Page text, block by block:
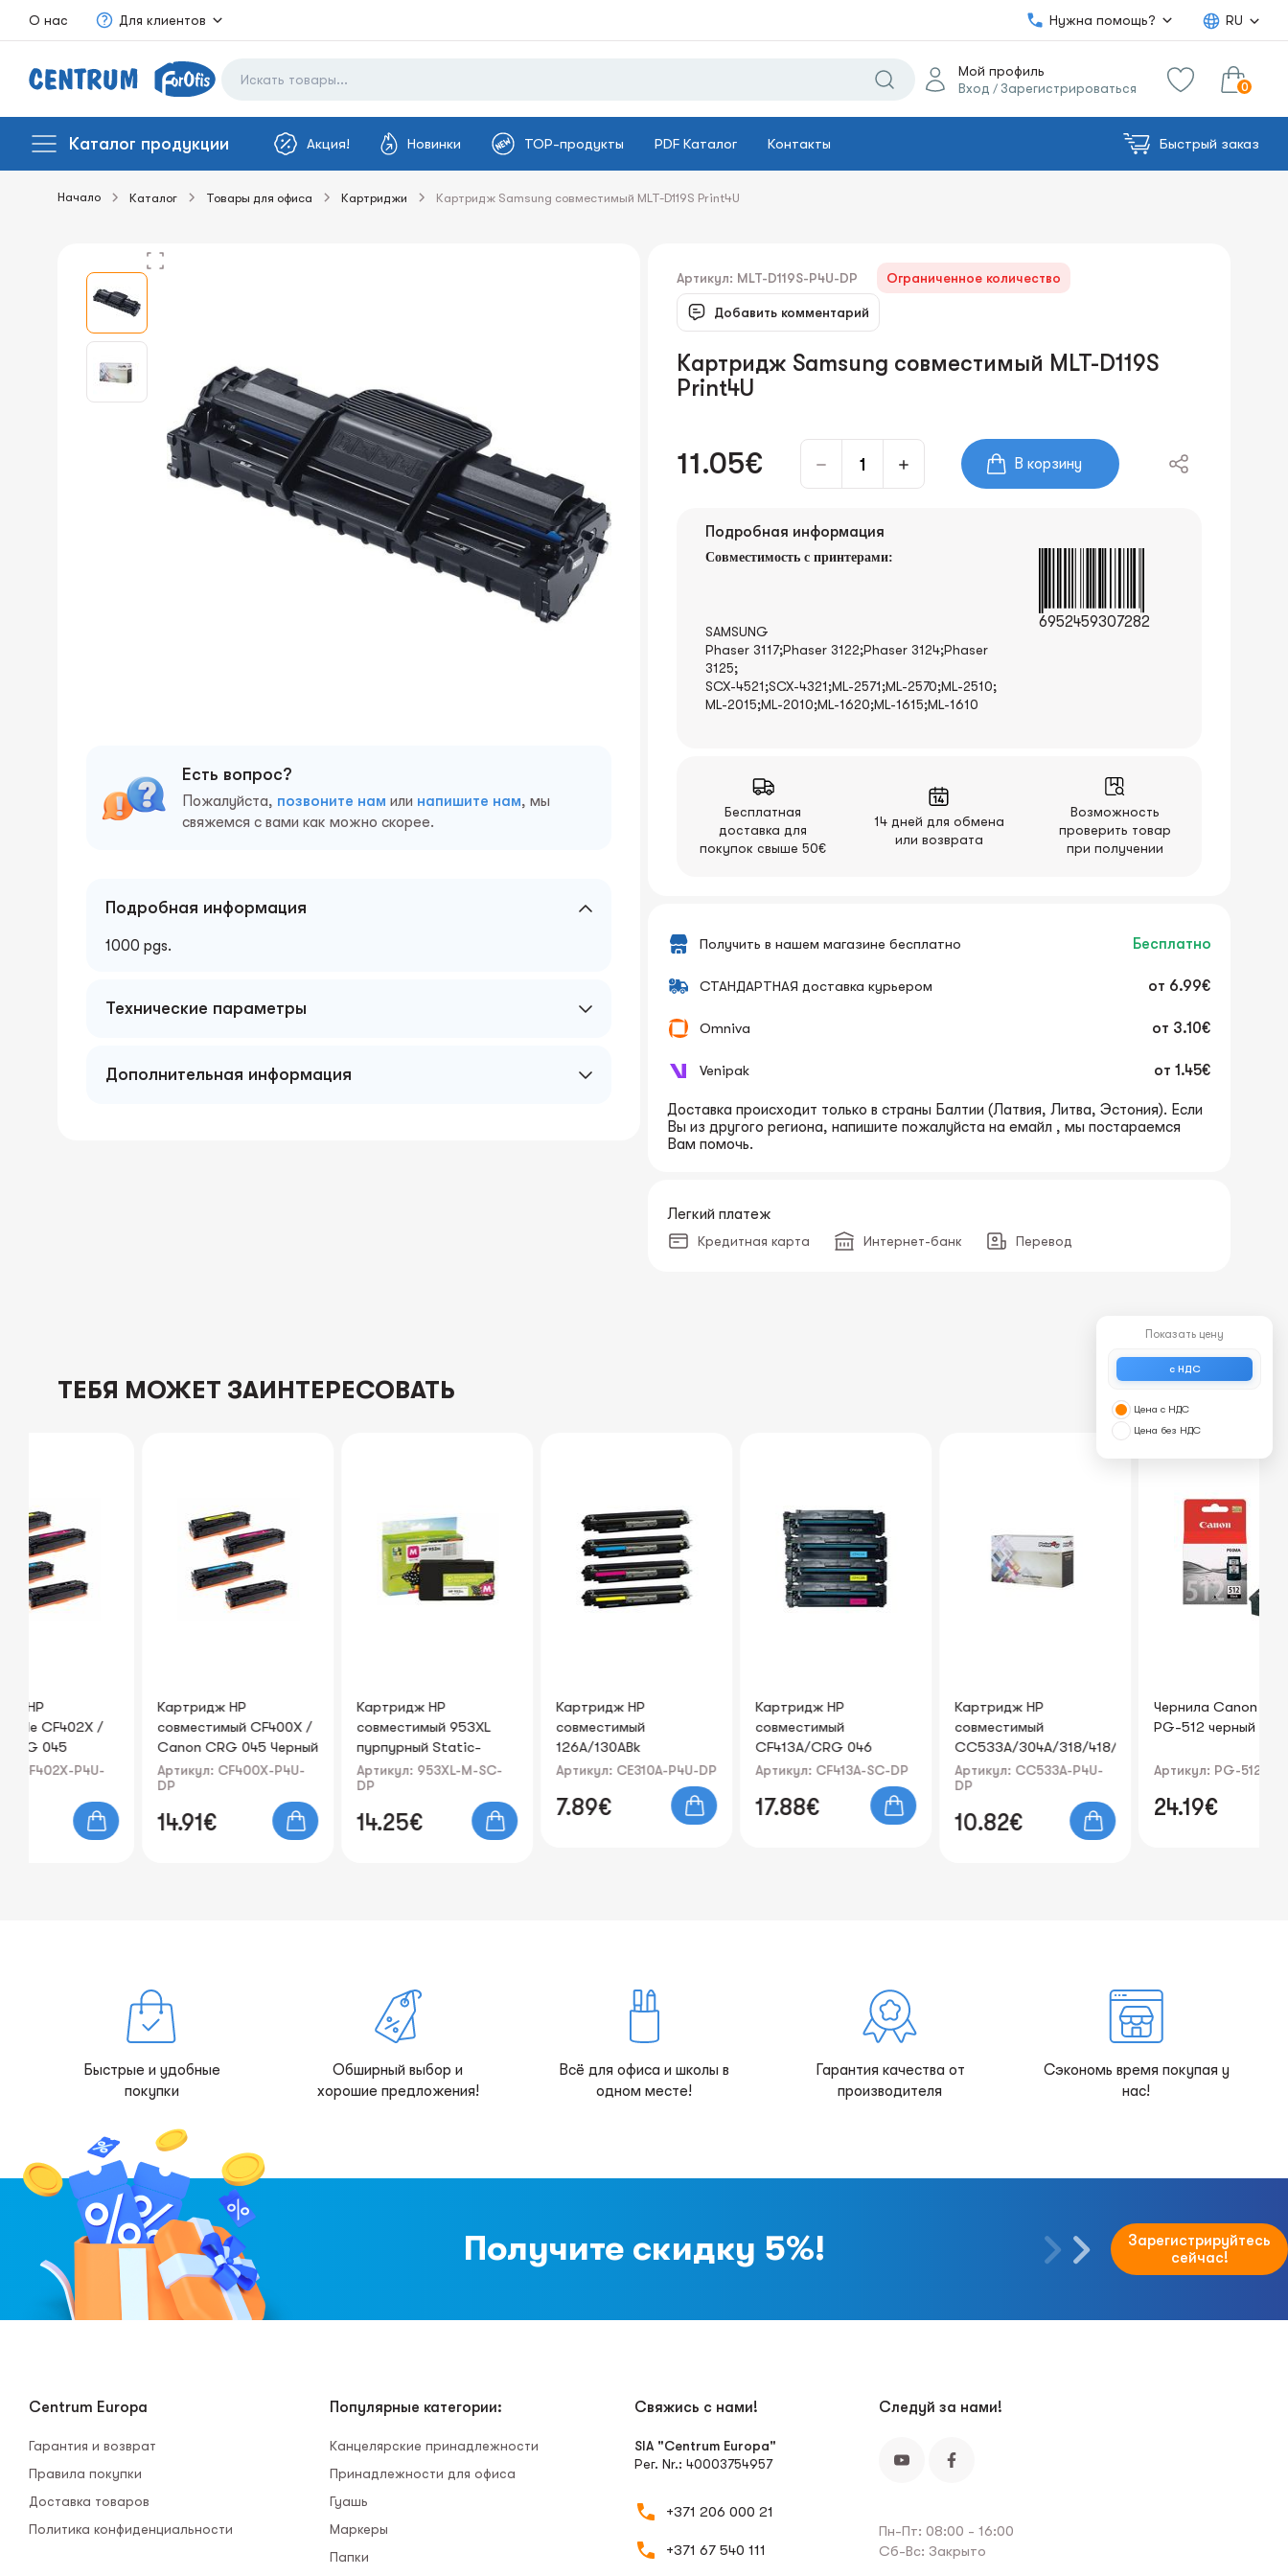
О нас Для клиентов Нужна помощь? RU
Мой профиль
Вход / Зарегистрироваться 0
Каталог продукции Акция! Новинки TOP-продукты PDF Каталог Контакты Быстрый заказ
Начало Каталог Товары для офиса Картриджи Картридж Samsung совместимый MLT-D119S Print4U
Есть вопрос?
Пожалуйста, позвоните нам или напишите нам, мы
свяжемся с вами как можно скорее.
Подробная информация
1000 pgs.
Технические параметры
Дополнительная информация
Артикул: MLT-D119S-P4U-DP Ограниченное количество
Добавить комментарий
Картридж Samsung совместимый MLT-D119S
Print4U
11.05€ В корзину
Подробная информация
Совместимость с принтерами:
SAMSUNG
Phaser 3117;Phaser 3122;Phaser 3124;Phaser
3125;
SCX-4521;SCX-4321;ML-2571;ML-2570;ML-2510;
ML-2015;ML-2010;ML-1620;ML-1615;ML-1610
6952459307282
Бесплатная
доставка для
покупок свыше 50€
14 дней для обмена
или возврата
Возможность
проверить товар
при получении
Получить в нашем магазине бесплатно Бесплатно
СТАНДАРТНАЯ доставка курьером от 6.99€
Omniva от 3.10€
Venipak от 1.45€
Доставка происходит только в страны Балтии (Латвия, Литва, Эстония). Если
Вы из другого региона, напишите пожалуйста на емайл , мы постараемся
Вам помочь.
Легкий платеж
Кредитная карта Интернет-банк Перевод
ТЕБЯ МОЖЕТ ЗАИНТЕРЕСОВАТЬ
Картридж HP
совместимый CF400X /
Canon CRG 045 Черный
Print4U
Артикул: CF400X-P4U-
14.91€
Картридж HP
совместимый 953XL
пурпурный Static-
Control
Артикул: 953XL-M-SC-
14.25€
Картридж HP
совместимый
126A/130ABk
(CE310A/CF350A)
Артикул: CE310A-P4U-DP
7.89€
Картридж HP
совместимый
CF413A/CRG 046
пурпурный Static-
Control
Артикул: CF413A-SC-DP
17.88€
Картридж HP
совместимый
CC533A/304A/318/418/718M
Print4U
Артикул: CC533A-P4U-
DP
10.82€
Чернила Canon Original
PG-512 черный
Артикул: PG-512-DP
24.19€
Показать цену
с НДС
Цена с НДС
Цена без НДС
Быстрые и удобные
покупки
Обширный выбор и
хорошие предложения!
Всё для офиса и школы в
одном месте!
Гарантия качества от
производителя
Сэкономь время покупая у
нас!
Получите скидку 5%!
Зарегистрируйтесь
сейчас!
Centrum Europa
Гарантия и возврат
Правила покупки
Доставка товаров
Политика конфиденциальности
Популярные категории:
Канцелярские принадлежности
Принадлежности для офиса
Гуашь
Маркеры
Папки
Свяжись с нами!
SIA "Centrum Europa"
Рег. Nr.: 40003754957
+371 206 000 21
+371 67 540 111
Следуй за нами!
Пн-Пт: 08:00 - 16:00
Сб-Вс: Закрыто